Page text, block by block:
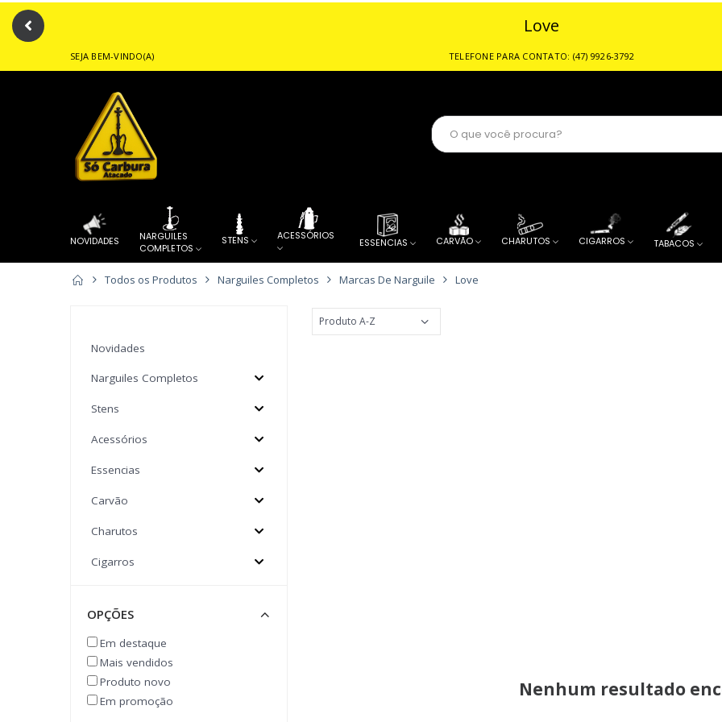
Love
SEJA BEM-VINDO(A)
NOVIDADES
NARGUILES
COMPLETOS
STENS ACESSÓRIOS
ESSENCIAS CARVÃO CHARUTOS CIGARROS TABACOS
FORNECEDOR
Todos os Produtos Narguiles Completos Marcas De Narguile Love
Nenhum resultado
Novidades
Narguiles Completos
Stens
Acessórios
Essencias
Carvão
Charutos
Cigarros
Cachimbo
Head Shop
BEBIDAS
OPÇÕES
Em destaque
Mais vendidos
Produto novo
Em promoção